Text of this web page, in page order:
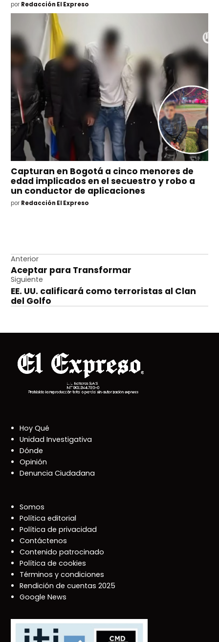
por Redacción El Expreso
Capturan en Bogotá a cinco menores de
edad implicados en el secuestro y robo a
un conductor de aplicaciones
por Redacción El Expreso
Navegación
de
entradas
Anterior
Aceptar para Transformar
Siguiente
EE. UU. calificará como terroristas al Clan
del Golfo
Hoy Qué
Unidad Investigativa
Dónde
Opinión
Denuncia Ciudadana
Somos
Política editorial
Política de privacidad
Contáctenos
Contenido patrocinado
Política de cookies
Términos y condiciones
Rendición de cuentas 2025
Google News